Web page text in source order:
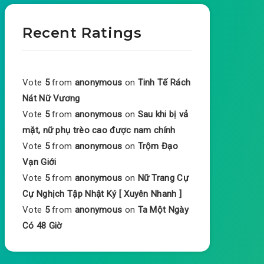
Recent Ratings
Vote 5 from anonymous on Tinh Tế Rách
Nát Nữ Vương
Vote 5 from anonymous on Sau khi bị vả
mặt, nữ phụ trèo cao được nam chính
Vote 5 from anonymous on Trộm Đạo
Vạn Giới
Vote 5 from anonymous on Nữ Trang Cự
Cự Nghịch Tập Nhật Ký [ Xuyên Nhanh ]
Vote 5 from anonymous on Ta Một Ngày
Có 48 Giờ